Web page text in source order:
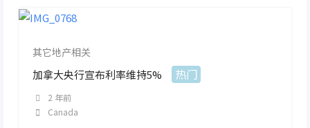
其它地产相关
加拿大央行宣布利率维持5% 热门
2 年前
Canada